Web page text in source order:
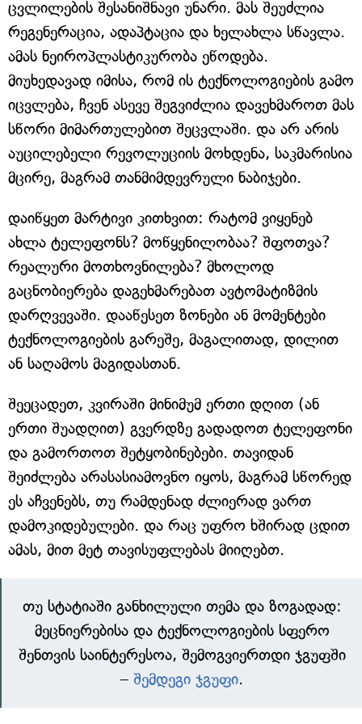
ცვლილების შესანიშნავი უნარი. მას შეუძლია
რეგენერაცია, ადაპტაცია და ხელახლა სწავლა.
ამას ნეიროპლასტიკურობა ეწოდება.
მიუხედავად იმისა, რომ ის ტექნოლოგიების გამო
იცვლება, ჩვენ ასევე შეგვიძლია დავეხმაროთ მას
სწორი მიმართულებით შეცვლაში. და არ არის
აუცილებელი რევოლუციის მოხდენა, საკმარისია
მცირე, მაგრამ თანმიმდევრული ნაბიჯები.
დაიწყეთ მარტივი კითხვით: რატომ ვიყენებ
ახლა ტელეფონს? მოწყენილობაა? შფოთვა?
რეალური მოთხოვნილება? მხოლოდ
გაცნობიერება დაგეხმარებათ ავტომატიზმის
დარღვევაში. დააწესეთ ზონები ან მომენტები
ტექნოლოგიების გარეშე, მაგალითად, დილით
ან საღამოს მაგიდასთან.
შეეცადეთ, კვირაში მინიმუმ ერთი დღით (ან
ერთი შუადღით) გვერდზე გადადოთ ტელეფონი
და გამორთოთ შეტყობინებები. თავიდან
შეიძლება არასასიამოვნო იყოს, მაგრამ სწორედ
ეს აჩვენებს, თუ რამდენად ძლიერად ვართ
დამოკიდებულები. და რაც უფრო ხშირად ცდით
ამას, მით მეტ თავისუფლებას მიიღებთ.
თუ სტატიაში განხილული თემა და ზოგადად:
მეცნიერებისა და ტექნოლოგიების სფერო
შენთვის საინტერესოა, შემოგვიერთდი ჯგუფში
– შემდეგი ჯგუფი.